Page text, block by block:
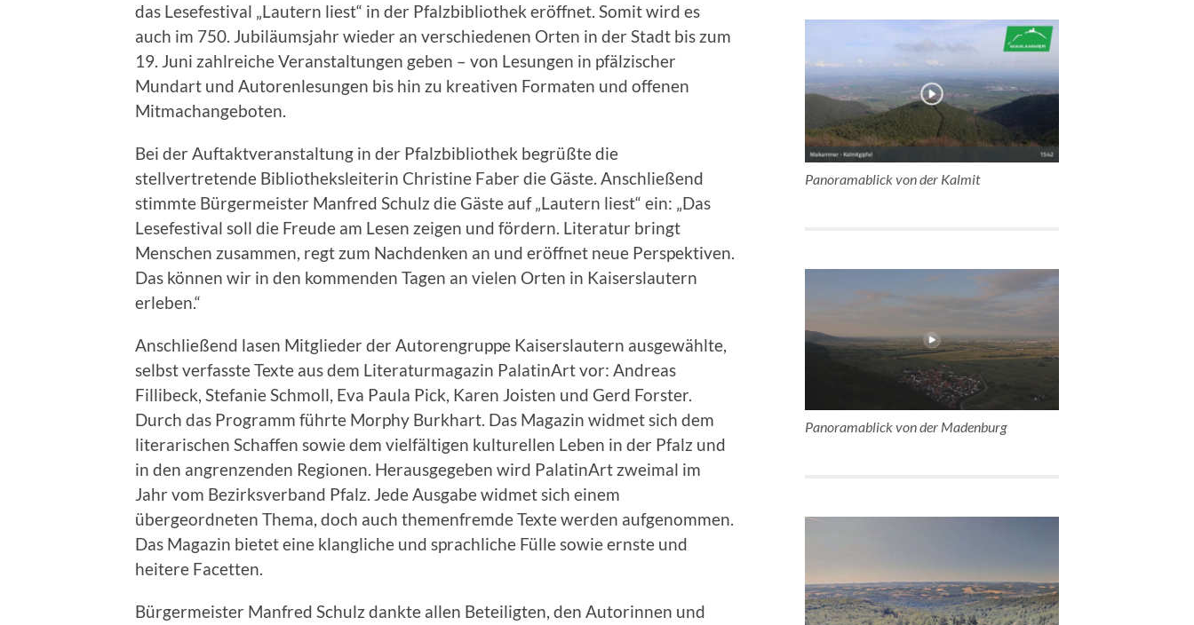
das Lesefestival „Lautern liest“ in der Pfalzbibliothek eröffnet. Somit wird es
auch im 750. Jubiläumsjahr wieder an verschiedenen Orten in der Stadt bis zum
19. Juni zahlreiche Veranstaltungen geben – von Lesungen in pfälzischer
Mundart und Autorenlesungen bis hin zu kreativen Formaten und offenen
Mitmachangeboten.
Bei der Auftaktveranstaltung in der Pfalzbibliothek begrüßte die
stellvertretende Bibliotheksleiterin Christine Faber die Gäste. Anschließend
stimmte Bürgermeister Manfred Schulz die Gäste auf „Lautern liest“ ein: „Das
Lesefestival soll die Freude am Lesen zeigen und fördern. Literatur bringt
Menschen zusammen, regt zum Nachdenken an und eröffnet neue Perspektiven.
Das können wir in den kommenden Tagen an vielen Orten in Kaiserslautern
erleben.“
Anschließend lasen Mitglieder der Autorengruppe Kaiserslautern ausgewählte,
selbst verfasste Texte aus dem Literaturmagazin PalatinArt vor: Andreas
Fillibeck, Stefanie Schmoll, Eva Paula Pick, Karen Joisten und Gerd Forster.
Durch das Programm führte Morphy Burkhart. Das Magazin widmet sich dem
literarischen Schaffen sowie dem vielfältigen kulturellen Leben in der Pfalz und
in den angrenzenden Regionen. Herausgegeben wird PalatinArt zweimal im
Jahr vom Bezirksverband Pfalz. Jede Ausgabe widmet sich einem
übergeordneten Thema, doch auch themenfremde Texte werden aufgenommen.
Das Magazin bietet eine klangliche und sprachliche Fülle sowie ernste und
heitere Facetten.
Bürgermeister Manfred Schulz dankte allen Beteiligten, den Autorinnen und
Panoramablick von der Kalmit
Panoramablick von der Madenburg